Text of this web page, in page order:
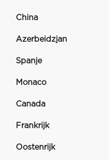
China
Azerbeidzjan
Spanje
Monaco
Canada
Frankrijk
Oostenrijk